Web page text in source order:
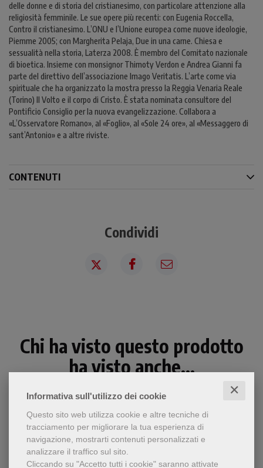
Informativa sull'utilizzo dei cookie ✕
Questo sito web utilizza cookie e altre tecniche di
tracciamento per migliorare la tua esperienza di
navigazione, mostrarti contenuti personalizzati e
analizzare il traffico sul sito.
Cliccando su "Accetto tutti i cookie" saranno attivate
delle donne e di storia del cristianesimo, con particolare attenzione alla
religiosità femminile. Le sue opere più recenti: con Eugenia Roccella,
Contro il cristianesimo. L’ONU e l’Unione europea come nuove ideologie,
Piemme 2005; con Margherita Pelaja, Due in una carne. Chiesa e
sessualità nella storia, Laterza 2008. È membro del Comitato nazionale
di bioetica. Insieme con monsignor Thimoty Verdon e Andrea Gianni fa
parte del direttivo dell’associazione Imago Veritatis. L’arte come via
spirituale che ha organizzato la mostra presso la Reggia Venaria Reale
(Torino) Il Volto e il corpo di Cristo. È stata nominata consultore del
Pontificio Consiglio per la nuova evangelizzazione. Collabora a
«L’Osservatore Romano», al «Foglio», al «Sole 24 ore», al «Messaggero di
sant’Antonio» e a altre riviste.
CONTENUTI
Condividi
Chi ha visto questo prodotto
ha visto anche...